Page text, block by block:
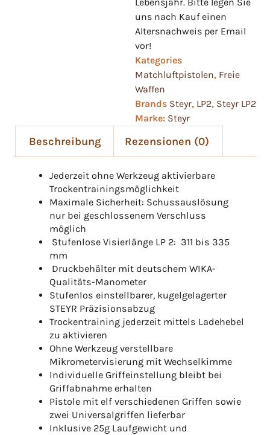
uns nach Kauf einen
Altersnachweis per Email
vor!
Kategories
Matchluftpistolen, Freie
Waffen
Brands Steyr, LP2, Steyr LP2
Marke: Steyr
Beschreibung Rezensionen (0)
Jederzeit ohne Werkzeug aktivierbare
Trockentrainingsmöglichkeit
Maximale Sicherheit: Schussauslösung
nur bei geschlossenem Verschluss
möglich
Stufenlose Visierlänge LP 2: 311 bis 335
mm
Druckbehälter mit deutschem WIKA-
Qualitäts-Manometer
Stufenlos einstellbarer, kugelgelagerter
STEYR Präzisionsabzug
Trockentraining jederzeit mittels Ladehebel
zu aktivieren
Ohne Werkzeug verstellbare
Mikrometervisierung mit Wechselkimme
Individuelle Griffeinstellung bleibt bei
Griffabnahme erhalten
Pistole mit elf verschiedenen Griffen sowie
zwei Universalgriffen lieferbar
Inklusive 25g Laufgewicht und